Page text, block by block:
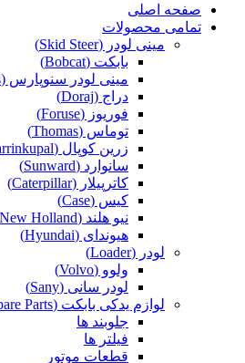
صفحه اصلی
تمامی محصولات
مینی لودر (Skid Steer)
بابکت (Bobcat)
مینی لودر سنوپارس (Snowpars)
دراج (Doraj)
فوریوز (Foruse)
توماس (Thomas)
زرین کوپال (Zarrinkupal)
سانوارد (Sunward)
کاترپیلار (Caterpillar)
کیس (Case)
نیو هلند (New Holland)
هیوندای (Hyundai)
لودر (Loader)
ولوو (Volvo)
لودر سانی (Sany)
لوازم یدکی بابکت (Bobcat Spare Parts)
جلوبند ها
فیلتر ها
قطعات موتور